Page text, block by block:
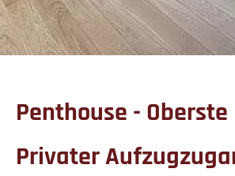
Penthouse - Oberste
Privater